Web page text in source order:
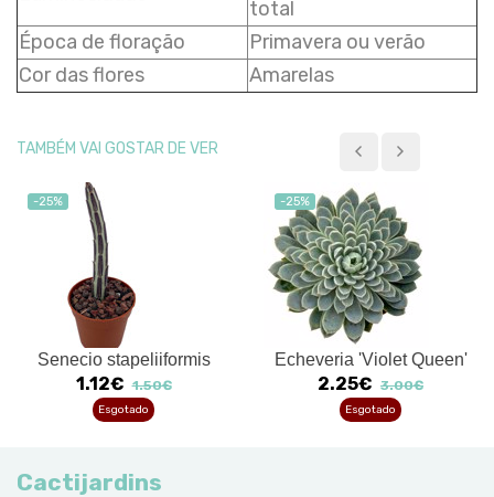
total
Época de floração
Primavera ou verão
Cor das flores
Amarelas
TAMBÉM VAI GOSTAR DE VER
-25%
Senecio stapeliiformis
1.12€ 1.50€
Esgotado
-25%
Echeveria 'Violet Queen'
2.25€ 3.00€
Esgotado
Cactijardins